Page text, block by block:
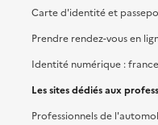
Carte d'identité et
Prendre rendez-vous en
Identité numérique :
Les sites dédiés aux
Professionnels de